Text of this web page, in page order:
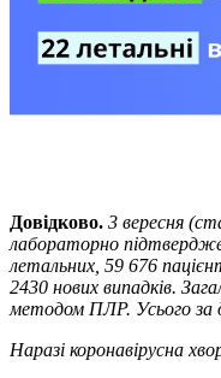
Довідково. 3 вересня
лабораторно
летальних, 59 676
2430 нових випадків.
методом ПЛР. Усього за
Наразі коронавірусна